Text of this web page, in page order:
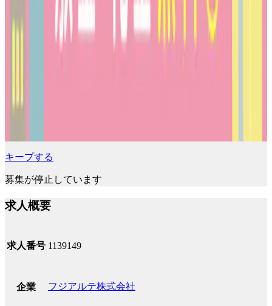
キープする
募集が停止しています
求人概要
求人番号 1139149
企業 フジアルテ株式会社